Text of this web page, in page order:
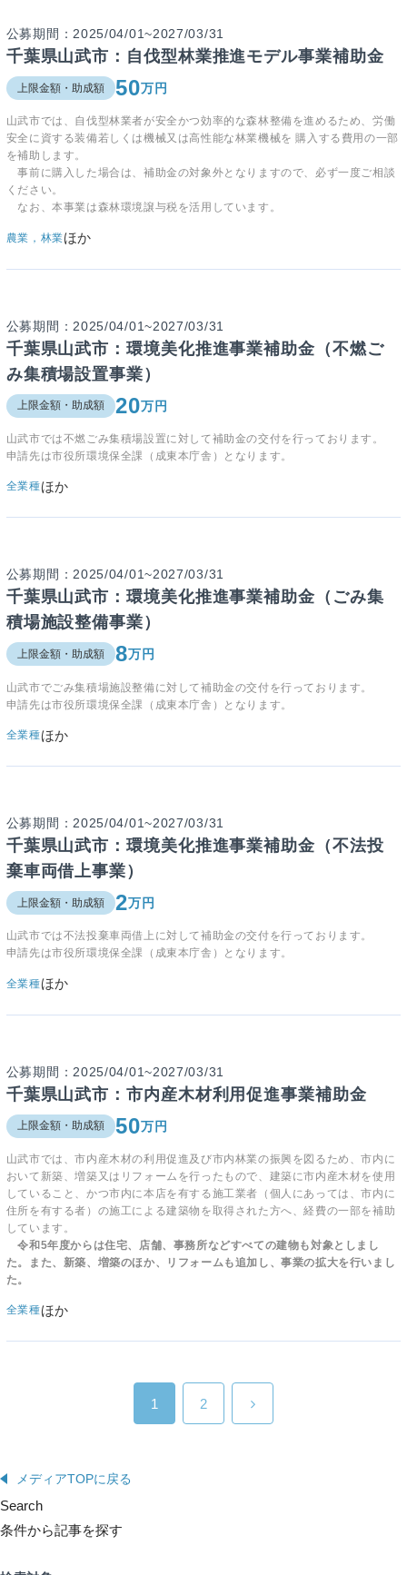
公募期間：2025/04/01~2027/03/31
千葉県山武市：自伐型林業推進モデル事業補助金
上限金額・助成額 50万円
山武市では、自伐型林業者が安全かつ効率的な森林整備を進めるため、労働
安全に資する装備若しくは機械又は高性能な林業機械を 購入する費用の一部
を補助します。
事前に購入した場合は、補助金の対象外となりますので、必ず一度ご相談
ください。
なお、本事業は森林環境譲与税を活用しています。
農業，林業ほか
公募期間：2025/04/01~2027/03/31
千葉県山武市：環境美化推進事業補助金（不燃ご
み集積場設置事業）
上限金額・助成額 20万円
山武市では不燃ごみ集積場設置に対して補助金の交付を行っております。
申請先は市役所環境保全課（成東本庁舎）となります。
全業種ほか
公募期間：2025/04/01~2027/03/31
千葉県山武市：環境美化推進事業補助金（ごみ集
積場施設整備事業）
上限金額・助成額 8万円
山武市でごみ集積場施設整備に対して補助金の交付を行っております。
申請先は市役所環境保全課（成東本庁舎）となります。
全業種ほか
公募期間：2025/04/01~2027/03/31
千葉県山武市：環境美化推進事業補助金（不法投
棄車両借上事業）
上限金額・助成額 2万円
山武市では不法投棄車両借上に対して補助金の交付を行っております。
申請先は市役所環境保全課（成東本庁舎）となります。
全業種ほか
公募期間：2025/04/01~2027/03/31
千葉県山武市：市内産木材利用促進事業補助金
上限金額・助成額 50万円
山武市では、市内産木材の利用促進及び市内林業の振興を図るため、市内に
おいて新築、増築又はリフォームを行ったもので、建築に市内産木材を使用
していること、かつ市内に本店を有する施工業者（個人にあっては、市内に
住所を有する者）の施工による建築物を取得された方へ、経費の一部を補助
しています。
令和5年度からは住宅、店舗、事務所などすべての建物も対象としまし
た。
また、新築、増築のほか、リフォームも追加し、事業の拡大を行いまし
た。
全業種ほか
1 2
メディアTOPに戻る
Search
条件から記事を探す